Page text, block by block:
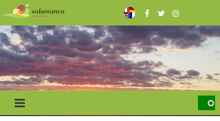
to
main
content